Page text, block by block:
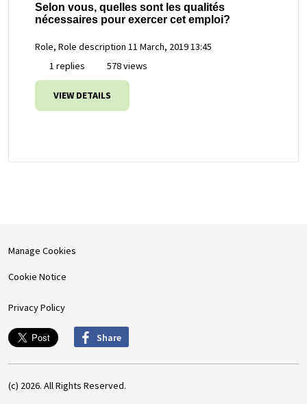
Selon vous, quelles sont les qualités
nécessaires pour exercer cet emploi?
Role, Role description 11 March, 2019 13:45
1 replies
578 views
VIEW DETAILS
Manage Cookies
Cookie Notice
Privacy Policy
Share
(c) 2026. All Rights Reserved.